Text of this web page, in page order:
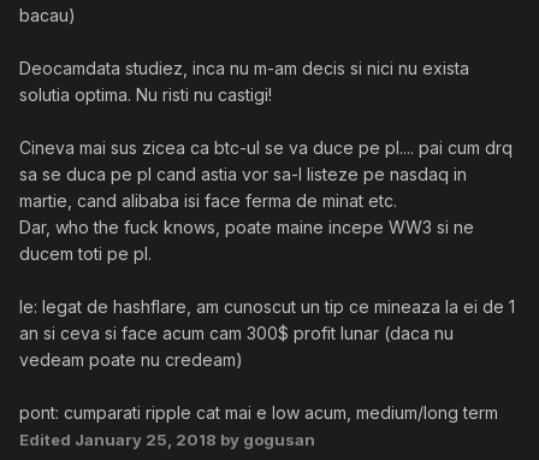
bacau)
Deocamdata studiez, inca nu m-am decis si nici nu exista
solutia optima. Nu risti nu castigi!
Cineva mai sus zicea ca btc-ul se va duce pe pl.... pai cum drq
sa se duca pe pl cand astia vor sa-l listeze pe nasdaq in
martie, cand alibaba isi face ferma de minat etc.
Dar, who the fuck knows, poate maine incepe WW3 si ne
ducem toti pe pl.
le: legat de hashflare, am cunoscut un tip ce mineaza la ei de 1
an si ceva si face acum cam 300$ profit lunar (daca nu
vedeam poate nu credeam)
pont: cumparati ripple cat mai e low acum, medium/long term
Edited January 25, 2018 by gogusan